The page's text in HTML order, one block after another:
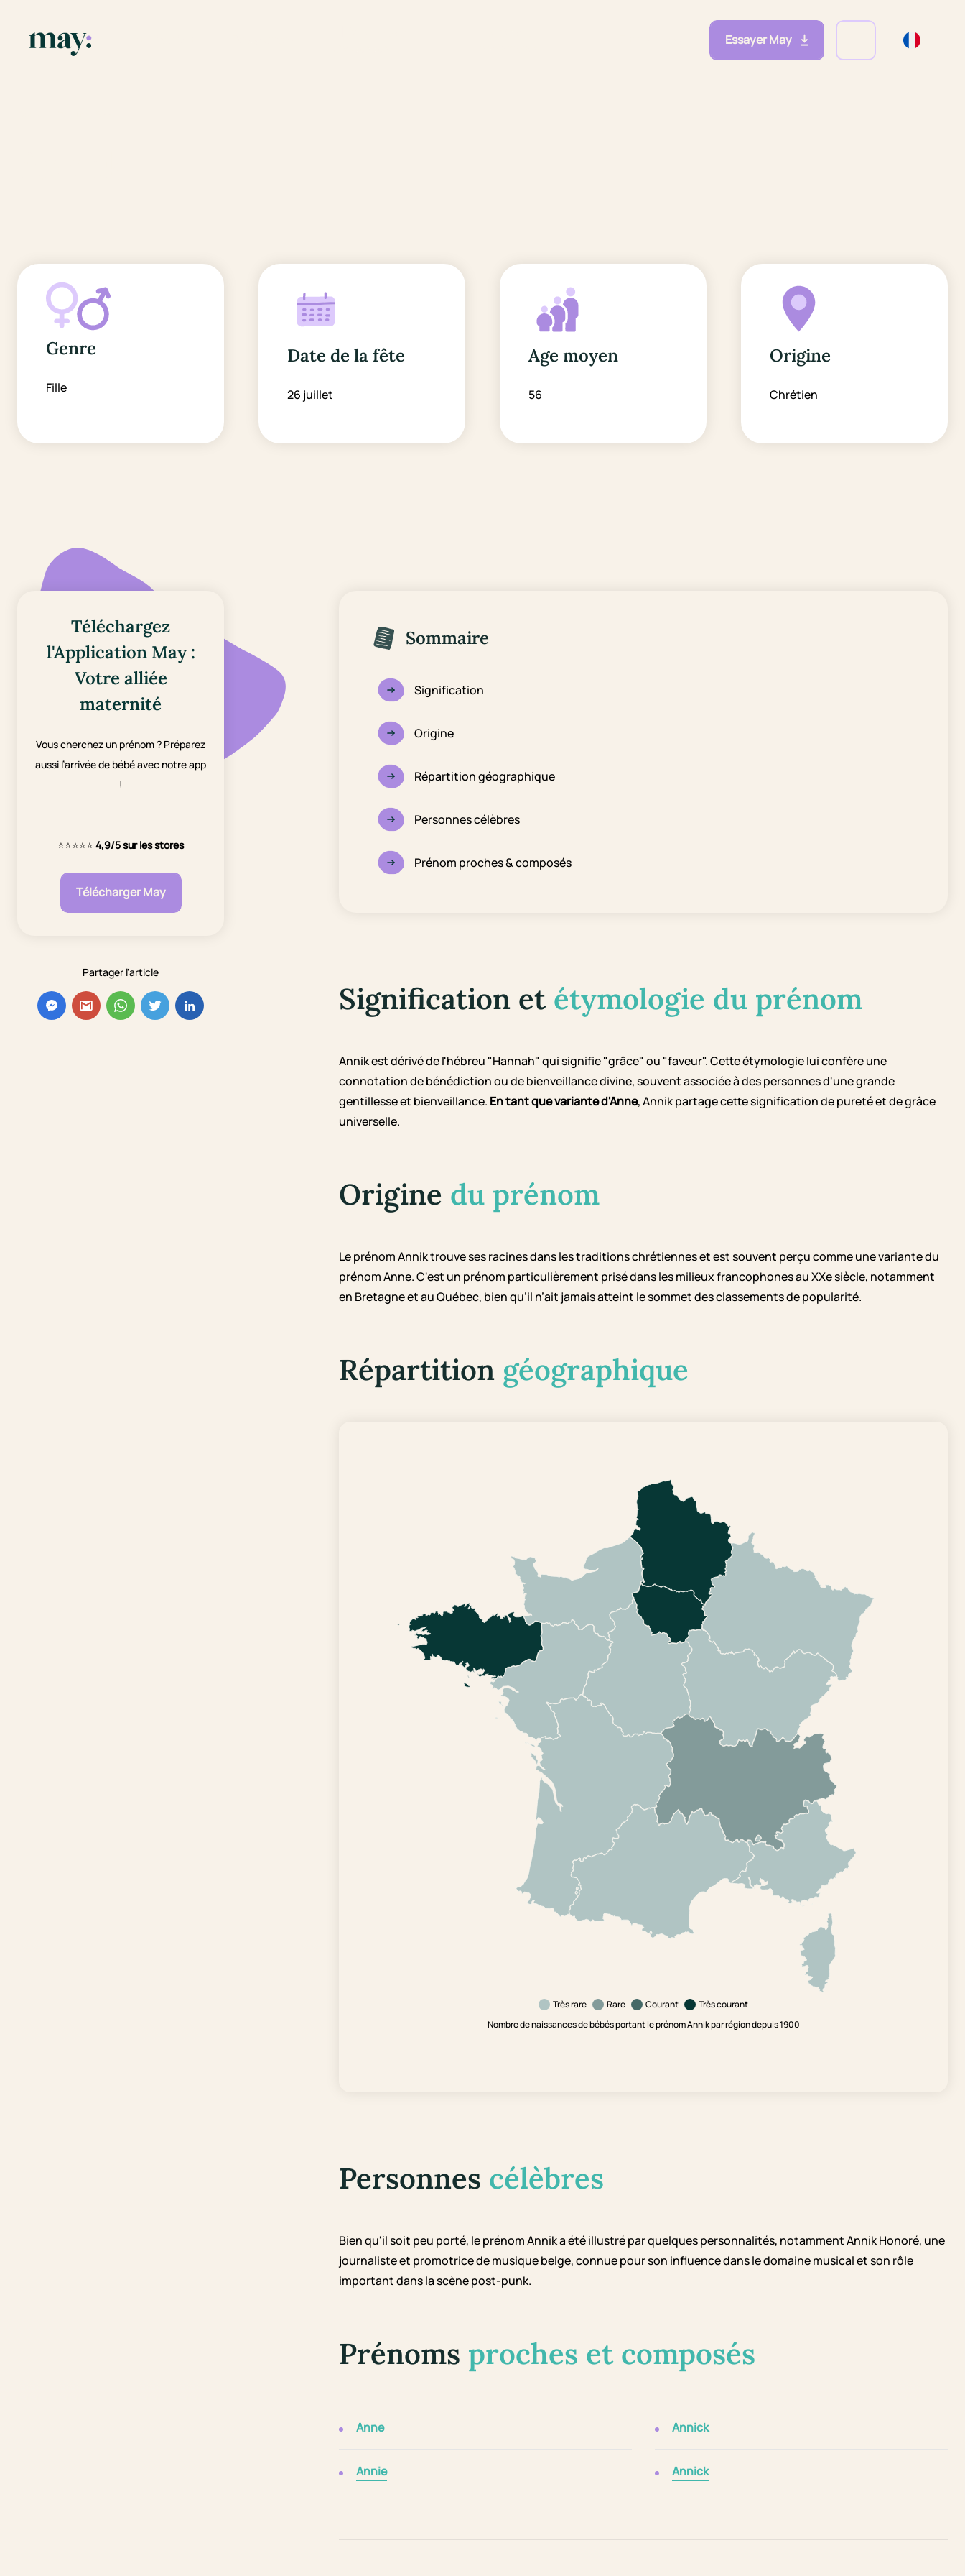
Essayer May
Genre
Fille
Date de la fête
26 juillet
Age moyen
56
Origine
Chrétien
Téléchargez
l'Application May :
Votre alliée
maternité
Vous cherchez un prénom ? Préparez
aussi l’arrivée de bébé avec notre app
!
⭐⭐⭐⭐⭐ 4,9/5 sur les stores
Télécharger May
Partager l'article
Sommaire
Signification
Origine
Répartition géographique
Personnes célèbres
Prénom proches & composés
Signification et étymologie du prénom
Annik est dérivé de l'hébreu "Hannah" qui signifie "grâce" ou "faveur". Cette étymologie lui confère une
connotation de bénédiction ou de bienveillance divine, souvent associée à des personnes d'une grande
gentillesse et bienveillance. En tant que variante d'Anne, Annik partage cette signification de pureté et de grâce
universelle.
Origine du prénom
Le prénom Annik trouve ses racines dans les traditions chrétiennes et est souvent perçu comme une variante du
prénom Anne. C'est un prénom particulièrement prisé dans les milieux francophones au XXe siècle, notamment
en Bretagne et au Québec, bien qu’il n’ait jamais atteint le sommet des classements de popularité.
Répartition géographique
Très rare Rare Courant
Très courant
Nombre de naissances de bébés portant le prénom Annik par région depuis 1900
Personnes célèbres
Bien qu'il soit peu porté, le prénom Annik a été illustré par quelques personnalités, notamment Annik Honoré, une
journaliste et promotrice de musique belge, connue pour son influence dans le domaine musical et son rôle
important dans la scène post-punk.
Prénoms proches et composés
Anne Annick
Annie Annick